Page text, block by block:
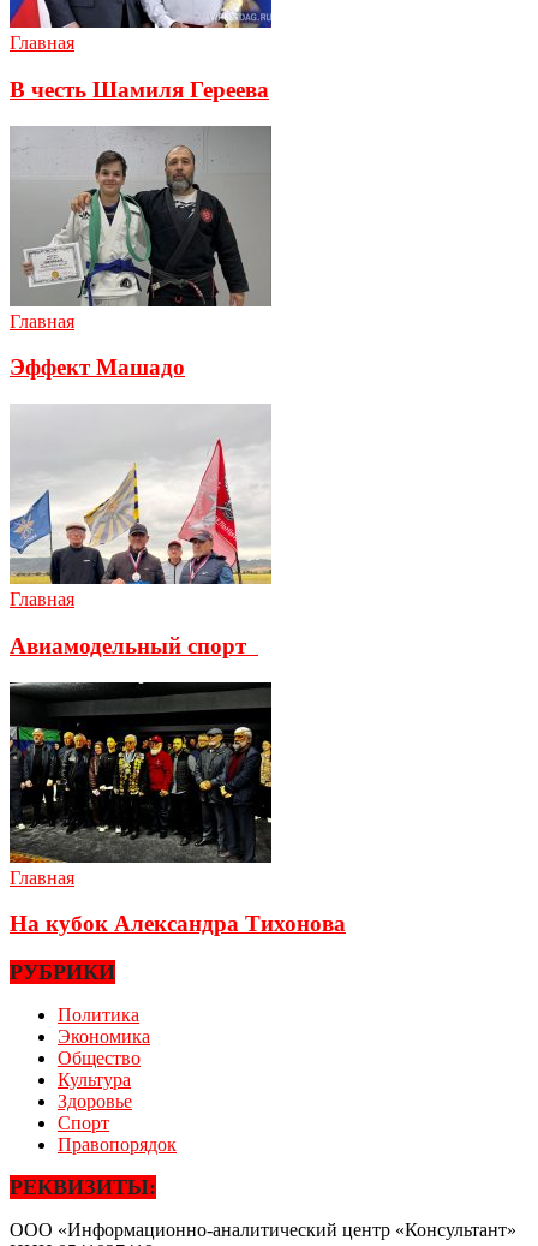
Главная
В честь Шамиля Гереева
Главная
Эффект Машадо
Главная
Авиамодельный спорт
Главная
На кубок Александра Тихонова
РУБРИКИ
Политика
Экономика
Общество
Культура
Здоровье
Спорт
Правопорядок
РЕКВИЗИТЫ:
ООО «Информационно-аналитический центр «Консультант»